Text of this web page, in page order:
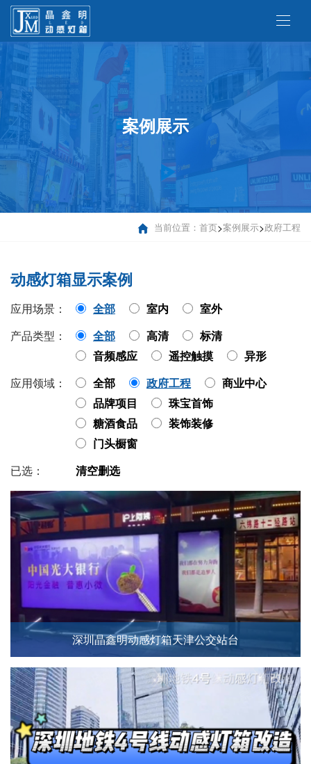
案例展示
当前位置： 首页>案例展示>政府工程
动感灯箱显示案例
应用场景： 全部 室内
室外
产品类型：
全部 高清
标清
音频感应
遥控触摸
异形
应用领域：
全部 政府工程
商业中心
品牌项目
珠宝首饰
糖酒食品
装饰装修
门头橱窗
已选：
清空删选
深圳晶鑫明动感灯箱天津公交站台